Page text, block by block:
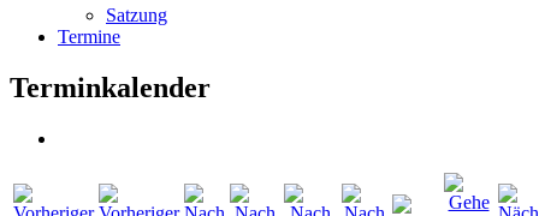
Satzung
Termine
Terminkalender